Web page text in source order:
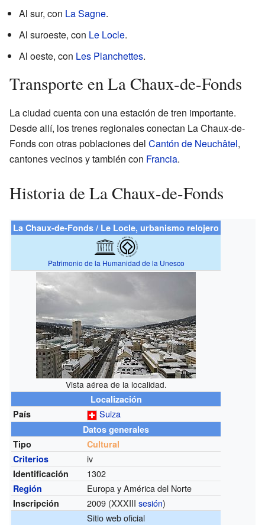
Al sur, con La Sagne.
Al suroeste, con Le Locle.
Al oeste, con Les Planchettes.
Transporte en La Chaux-de-Fonds
La ciudad cuenta con una estación de tren importante.
Desde allí, los trenes regionales conectan La Chaux-de-
Fonds con otras poblaciones del Cantón de Neuchâtel,
cantones vecinos y también con Francia.
Historia de La Chaux-de-Fonds
La Chaux-de-Fonds / Le Locle, urbanismo relojero
Patrimonio de la Humanidad de la Unesco
Vista aérea de la localidad.
Localización
País
Suiza
Datos generales
Tipo
Cultural
Criterios
iv
Identificación 1302
Región Europa y América del Norte
Inscripción 2009 (XXXIIIsesión)
Sitio web oficial